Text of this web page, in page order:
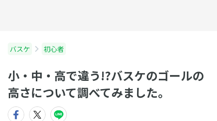
バスケ 初心者
小・中・高で違う!?バスケのゴールの
高さについて調べてみました。